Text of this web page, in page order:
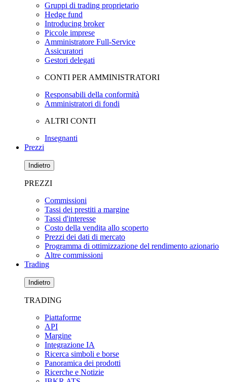
Gruppi di trading proprietario
Hedge fund
Introducing broker
Piccole imprese
Amministratore Full-Service
Assicuratori
Gestori delegati
CONTI PER AMMINISTRATORI
Responsabili della conformità
Amministratori di fondi
ALTRI CONTI
Insegnanti
Prezzi
Indietro
PREZZI
Commissioni
Tassi dei prestiti a margine
Tassi d'interesse
Costo della vendita allo scoperto
Prezzi dei dati di mercato
Programma di ottimizzazione del rendimento azionario
Altre commissioni
Trading
Indietro
TRADING
Piattaforme
API
Margine
Integrazione IA
Ricerca simboli e borse
Panoramica dei prodotti
Ricerche e Notizie